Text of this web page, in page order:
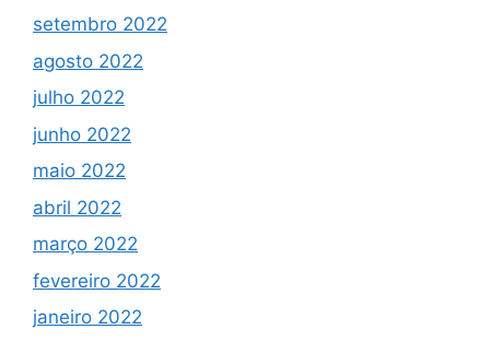
setembro 2022
agosto 2022
julho 2022
junho 2022
maio 2022
abril 2022
março 2022
fevereiro 2022
janeiro 2022